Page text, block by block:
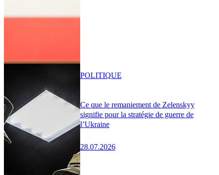
Ce que le remaniement de Zelenskyy
signifie pour la stratégie de guerre de
l’Ukraine
28.07.2026
POLITIQUE